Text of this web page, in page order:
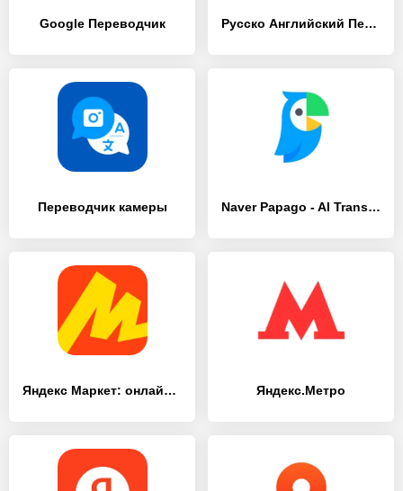
Google Переводчик Русско Английский Переводчик
Переводчик камеры Naver Papago - AI Translator
Яндекс Маркет: онлайн-магазин Яндекс.Метро